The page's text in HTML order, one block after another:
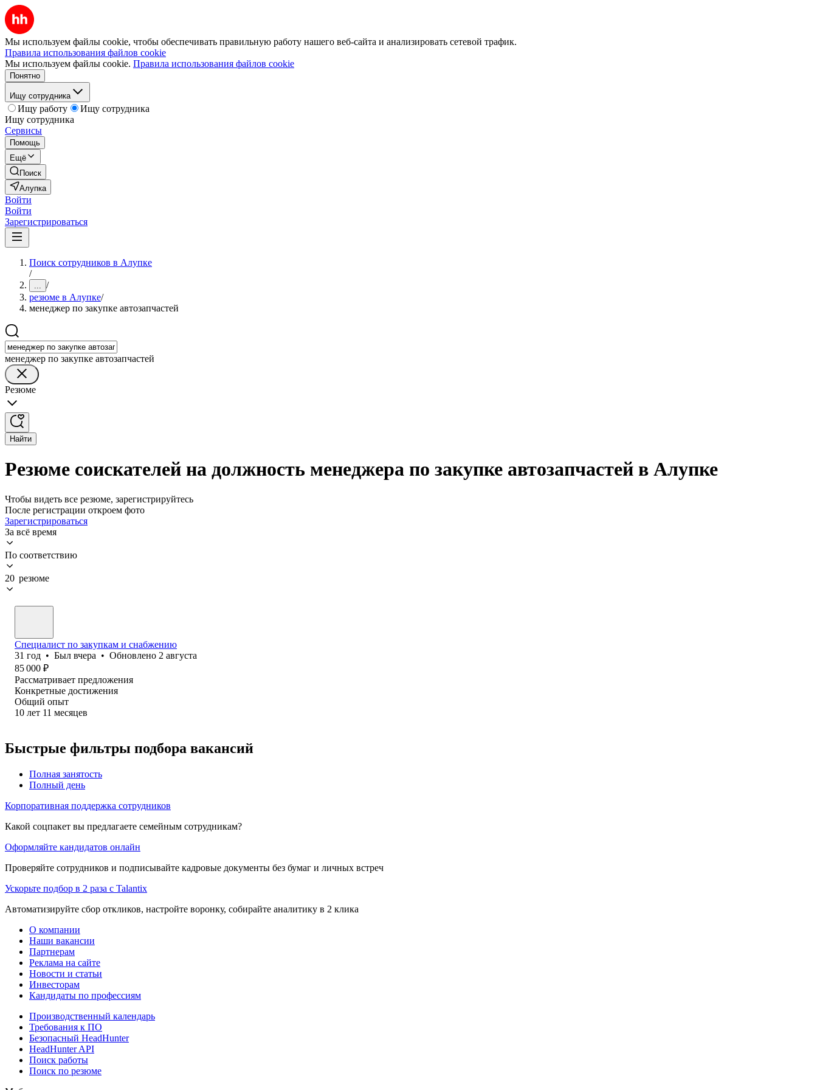
Мы используем файлы cookie, чтобы обеспечивать правильную работу нашего веб-сайта и анализировать сетевой трафик.
Правила использования файлов cookie
Мы используем файлы cookie. Правила использования файлов cookie
Понятно
Ищу сотрудника
Ищу работу
Ищу сотрудника
Ищу сотрудника
Сервисы
Помощь
Ещё
Поиск
Алупка
Войти
Войти
Зарегистрироваться
Поиск сотрудников в Алупке
/
... /
резюме в Алупке/
менеджер по закупке автозапчастей
менеджер по закупке автозапчастей
Резюме
Найти
Резюме соискателей на должность менеджера по закупке автозапчастей в Алупке
Чтобы видеть все резюме, зарегистрируйтесь
После регистрации откроем фото
Зарегистрироваться
За всё время
По соответствию
20 резюме
Специалист по закупкам и снабжению
31 год • Был вчера • Обновлено 2 августа
85 000 ₽
Рассматривает предложения
Конкретные достижения
Общий опыт
10 лет 11 месяцев
Быстрые фильтры подбора вакансий
Полная занятость
Полный день
Корпоративная поддержка сотрудников
Какой соцпакет вы предлагаете семейным сотрудникам?
Оформляйте кандидатов онлайн
Проверяйте сотрудников и подписывайте кадровые документы без бумаг и личных встреч
Ускорьте подбор в 2 раза с Talantix
Автоматизируйте сбор откликов, настройте воронку, собирайте аналитику в 2 клика
О компании
Наши вакансии
Партнерам
Реклама на сайте
Новости и статьи
Инвесторам
Кандидаты по профессиям
Производственный календарь
Требования к ПО
Безопасный HeadHunter
HeadHunter API
Поиск работы
Поиск по резюме